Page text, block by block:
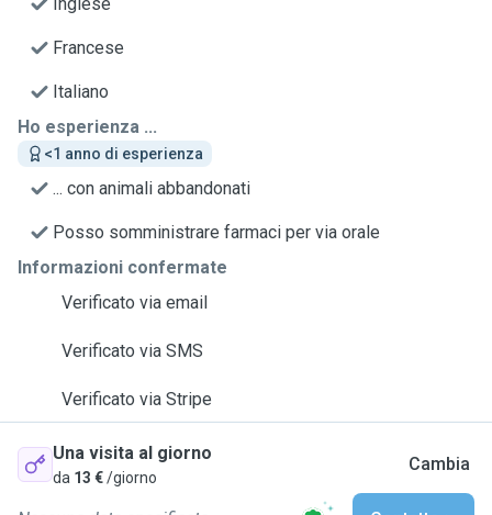
Francese
Italiano
Ho esperienza ...
<1 anno di esperienza
... con animali abbandonati
Posso somministrare farmaci per via orale
Informazioni confermate
Verificato via email
Verificato via SMS
Verificato via Stripe
Una visita al giorno
da 13 €/giorno
Cambia